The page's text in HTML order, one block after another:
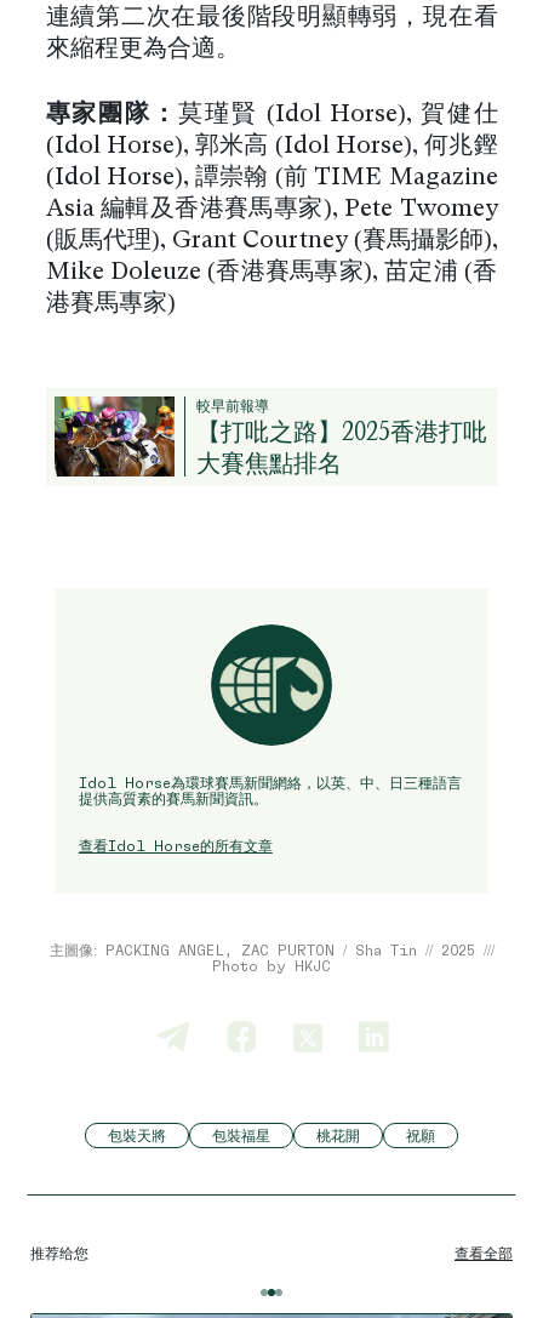
連續第二次在最後階段明顯轉弱，現在看
來縮程更為合適。
專家團隊：莫瑾賢 (Idol Horse), 賀健仕
(Idol Horse), 郭米高 (Idol Horse), 何兆鏗
(Idol Horse), 譚崇翰 (前 TIME Magazine
Asia 編輯及香港賽馬專家), Pete Twomey
(販馬代理), Grant Courtney (賽馬攝影師),
Mike Doleuze (香港賽馬專家), 苗定浦 (香
港賽馬專家)
較早前報導
【打吡之路】2025香港打吡
大賽焦點排名
Idol Horse為環球賽馬新聞網絡，以英、中、日三種語言
提供高質素的賽馬新聞資訊。
查看Idol Horse的所有文章
主圖像: PACKING ANGEL, ZAC PURTON / Sha Tin // 2025 ///
Photo by HKJC
包裝天將 包裝福星 桃花開 祝願
推荐给您 查看全部